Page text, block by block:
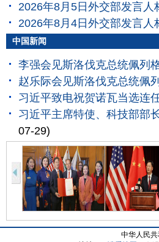
2026年8月5日外交部发言人
2026年8月4日外交部发言人
中国新闻
李强会见斯洛伐克总统佩列
赵乐际会见斯洛伐克总统佩
习近平致电祝贺诺瓦当选连
习近平主席特使、科技部部
07-29)
中华人民